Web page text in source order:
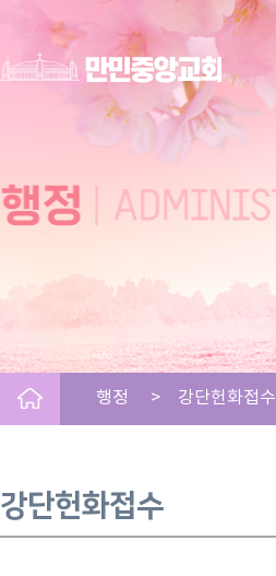
행정 > 강단헌화접수
강단헌화접수